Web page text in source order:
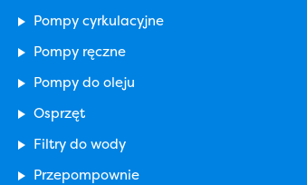
Pompy cyrkulacyjne
Pompy ręczne
Pompy do oleju
Osprzęt
Filtry do wody
Przepompownie